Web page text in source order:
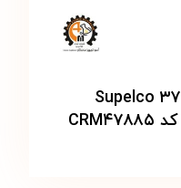
خرید و قیمت استاندارد Supelco ۳۷